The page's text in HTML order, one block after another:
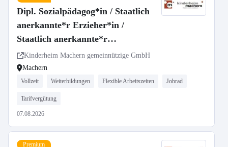
Dipl. Sozialpädagog*in / Staatlich
anerkannte*r Erzieher*in /
Staatlich anerkannte*r
Heilpädagog*in (m/w/d) Projekt
Villa
Kinderheim Machern gemeinnützige GmbH
Machern
Vollzeit Weiterbildungen Flexible Arbeitszeiten Jobrad
Tarifvergütung
07.08.2026
Premium